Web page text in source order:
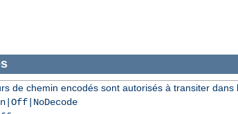
de chemin encodés sont autorisés à transiter dans